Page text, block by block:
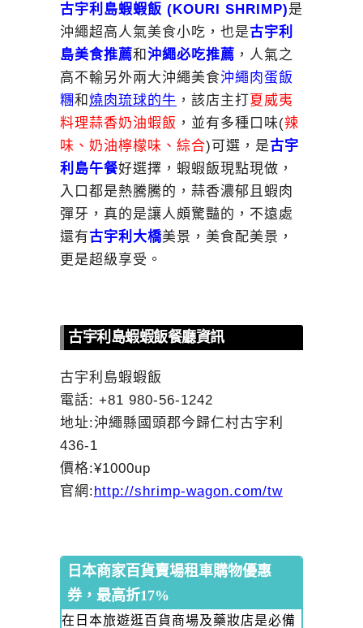
古宇利島蝦蝦飯 (KOURI SHRIMP)是
沖繩超高人氣美食小吃，也是古宇利
島美食推薦和 沖繩必吃推薦 ，人氣之
高不輸另外兩大沖繩美食沖繩肉蛋飯
糰和 燒肉琉球的牛 ，該店主打 夏威夷
料理蒜香奶油蝦飯 ，並有多種口味(辣
味、奶油檸檬味、綜合)可選，是古宇
利島午餐好選擇，蝦蝦飯現點現做，
入口都是熱騰騰的，蒜香濃郁且蝦肉
彈牙，真的是讓人頗驚豔的，不遠處
還有古宇利大橋美景，美食配美景，
更是超級享受。
古宇利島蝦蝦飯餐廳資訊
古宇利島蝦蝦飯
電話: +81 980-56-1242
地址:沖繩縣國頭郡今歸仁村古宇利
436-1
價格:¥1000up
官網:http://shrimp-wagon.com/tw
日本商家百貨賣場租車購物優惠
券，最高折17%
在日本旅遊逛百貨商場及藥妝店是必備